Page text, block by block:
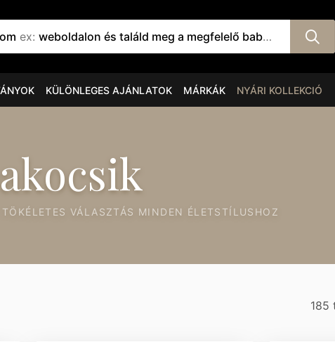
ex: weboldalon és találd meg a megfelelő babakocsit, hasleszorító övet és babafészket!
KÜLÖNLEGES AJÁNLATOK MÁRKÁK NYÁRI KOLLEKCIÓ
VÁLASZTÁS MINDEN ÉLETSTÍLUSHOZ
185